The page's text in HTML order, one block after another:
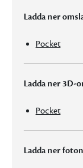
Ladda ner
Pocket
Ladda ner 3D-
Pocket
Ladda ner